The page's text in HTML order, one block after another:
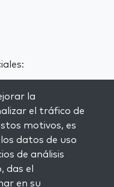
en paz
a nosotros mismos
de
bandeja de
la
el tráfico de
motivos, es
datos de uso
de análisis
das el
en su